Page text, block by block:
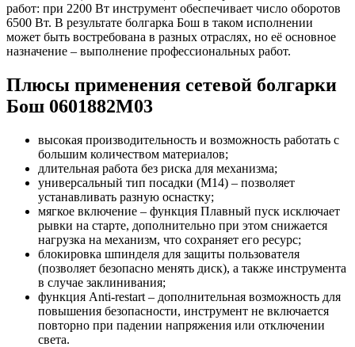
работ: при 2200 Вт инструмент обеспечивает число оборотов
6500 Вт. В результате болгарка Бош в таком исполнении
может быть востребована в разных отраслях, но её основное
назначение – выполнение профессиональных работ.
Плюсы применения сетевой болгарки
Бош 0601882M03
высокая производительность и возможность работать с
большим количеством материалов;
длительная работа без риска для механизма;
универсальный тип посадки (М14) – позволяет
устанавливать разную оснастку;
мягкое включение – функция Плавный пуск исключает
рывки на старте, дополнительно при этом снижается
нагрузка на механизм, что сохраняет его ресурс;
блокировка шпинделя для защиты пользователя
(позволяет безопасно менять диск), а также инструмента
в случае заклинивания;
функция Anti-restart – дополнительная возможность для
повышения безопасности, инструмент не включается
повторно при падении напряжения или отключении
света.